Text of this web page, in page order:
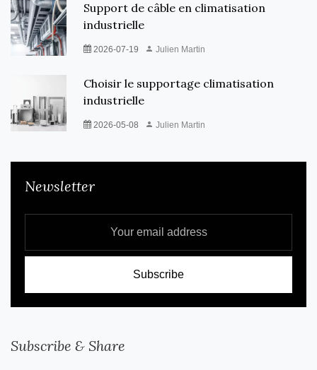
Support de câble en climatisation
industrielle
2026-07-19 Julien Martin
Choisir le supportage climatisation
industrielle
2026-05-08 Julien Martin
Newsletter
Subscribe & Share